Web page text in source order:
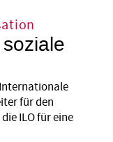
für den
ILO für eine